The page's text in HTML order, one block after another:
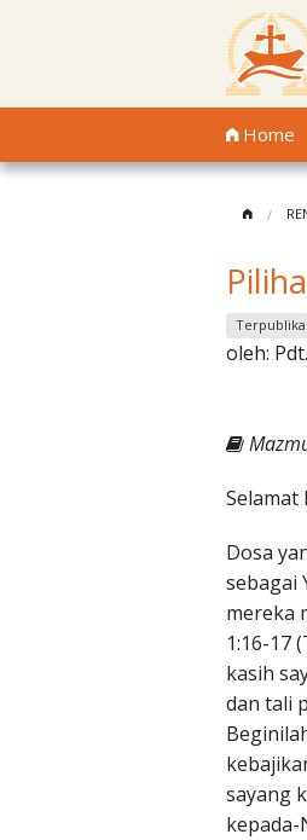
Home
oleh:
Selamat
Dosa
sebagai
mereka
1:16-17
kasih
dan tali
sayang
kepada-